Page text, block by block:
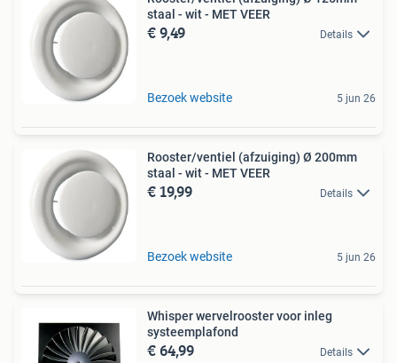
staal - wit - MET VEER
€ 9,49 Details
Bezoek website 5 jun 26
Rooster/ventiel (afzuiging) Ø 200mm
staal - wit - MET VEER
€ 19,99 Details
Bezoek website 5 jun 26
Whisper wervelrooster voor inleg
systeemplafond
€ 64,99 Details